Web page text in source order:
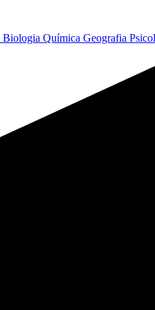
Biologia Química Geografia